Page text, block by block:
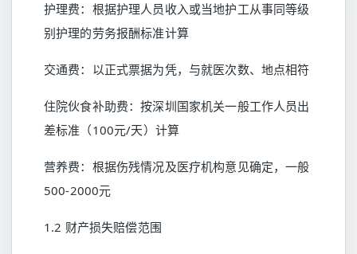
护理费：根据护理人员收入或当地护工从事同等级
别护理的劳务报酬标准计算
交通费：以正式票据为凭，与就医次数、地点相符
住院伙食补助费：按深圳国家机关一般工作人员出
差标准（100元/天）计算
营养费：根据伤残情况及医疗机构意见确定，一般
500-2000元
1.2 财产损失赔偿范围